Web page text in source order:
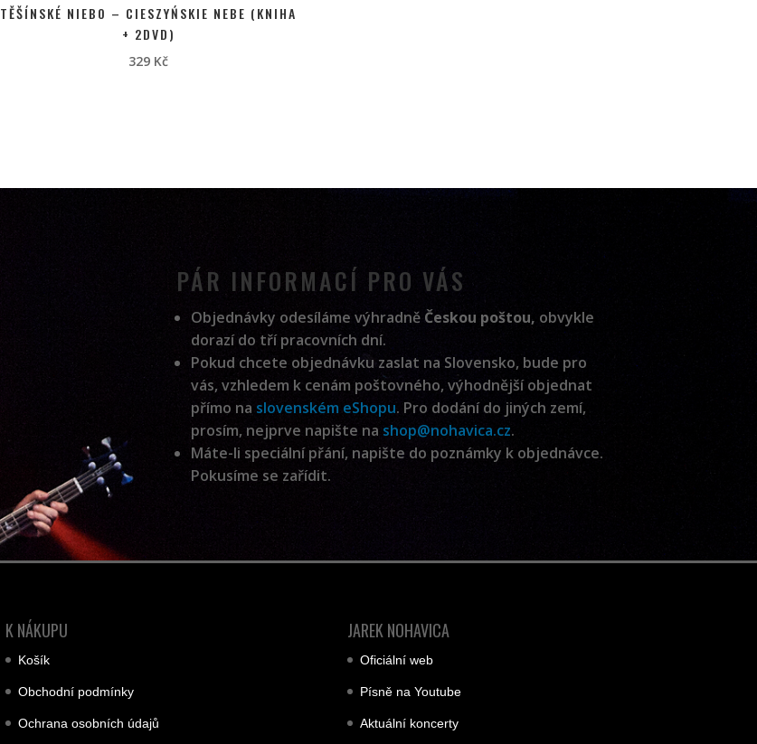
TĚŠÍNSKÉ NIEBO – CIESZYŃSKIE NEBE (KNIHA
+ 2DVD)
329 Kč
PÁR INFORMACÍ PRO VÁS
Objednávky odesíláme výhradně Českou poštou, obvykle
dorazí do tří pracovních dní.
Pokud chcete objednávku zaslat na Slovensko, bude pro
vás, vzhledem k cenám poštovného, výhodnější objednat
přímo na slovenském eShopu. Pro dodání do jiných zemí,
prosím, nejprve napište na shop@nohavica.cz.
Máte-li speciální přání, napište do poznámky k objednávce.
Pokusíme se zařídit.
K NÁKUPU
Košík
Obchodní podmínky
Ochrana osobních údajů
JAREK NOHAVICA
Oficiální web
Písně na Youtube
Aktuální koncerty